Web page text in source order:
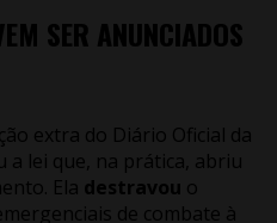
SER ANUNCIADOS
extra do Diário Oficial da
a lei que, na prática, abriu
Ela destravou o
de combate à